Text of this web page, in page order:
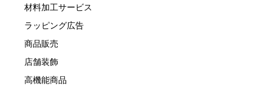
材料加工サービス
ラッピング広告
商品販売
店舗装飾
高機能商品